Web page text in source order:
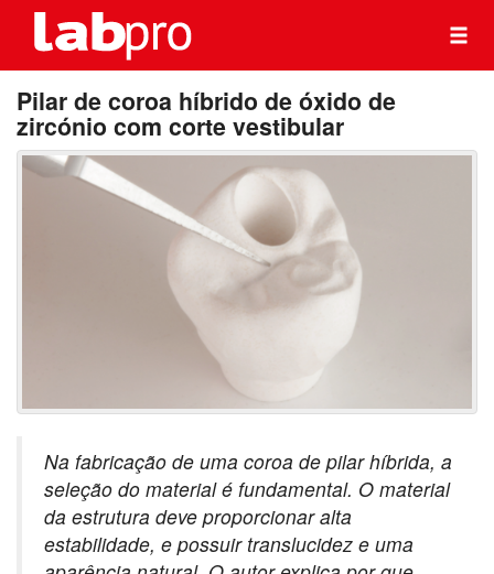
Pilar de coroa híbrido de óxido de
zircónio com corte vestibular
Na fabricação de uma coroa de pilar híbrida, a
seleção do material é fundamental. O material
da estrutura deve proporcionar alta
estabilidade, e possuir translucidez e uma